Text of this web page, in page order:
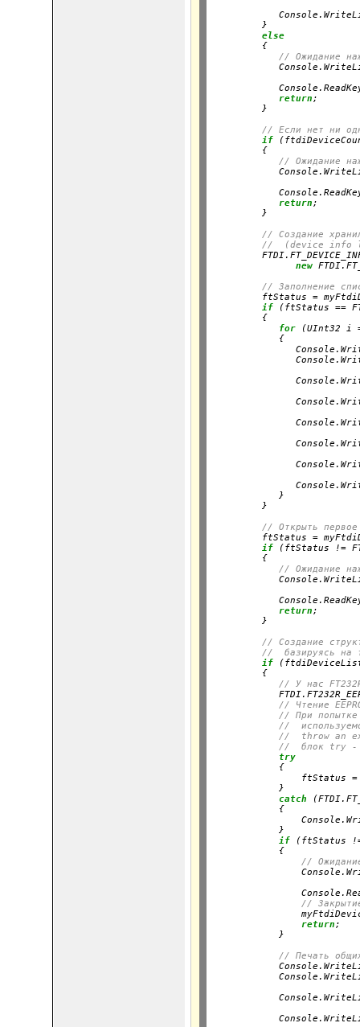
         }
else
         {
// Ожидание
return;
         }
// Если нет ни
if
         {
// Ожидание
return;
         }
// Создание
//  (device
new
// Заполнение
ftStatus =
if (ftStatus ==
         {
for (UInt32 i
            {
            }
         }
// Открыть первое
ftStatus =
if (ftStatus !=
         {
// Ожидание
return;
         }
// Создание
//  базируясь на
if
         {
// У нас FT232R
// Чтение
// При попытке
//
//  throw an
//  блок try -
try
            {
ftStatus
            }
catch
            {
            }
if (ftStatus !=
            {
//
//
return;
            }
// Печать